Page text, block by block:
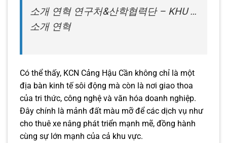
소개 연혁 연구처&산학협력단 – KHU …
소개 연혁
Có thể thấy, KCN Cảng Hậu Cần không chỉ là một
địa bàn kinh tế sôi động mà còn là nơi giao thoa
của tri thức, công nghệ và văn hóa doanh nghiệp.
Đây chính là mảnh đất màu mỡ để các dịch vụ như
cho thuê xe nâng phát triển mạnh mẽ, đồng hành
cùng sự lớn mạnh của cả khu vực.